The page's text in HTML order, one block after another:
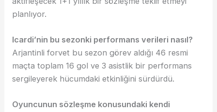
planlıyor.
Icardi’nin bu sezonki performans verileri nasıl?
Arjantinli forvet bu sezon görev aldığı 46 resmi
maçta toplam 16 gol ve 3 asistlik bir performans
sergileyerek hücumdaki etkinliğini sürdürdü.
Oyuncunun sözleşme konusundaki kendi